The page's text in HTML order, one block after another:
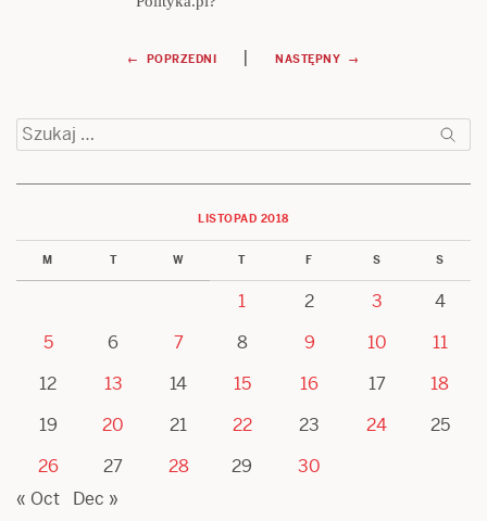
Nawigacja
wpisu
← POPRZEDNI | NASTĘPNY →
Szukaj:
LISTOPAD 2018
M T W T F S S
1 2 3
4
5
6 7 8 9 10
11
12
13 14 15 16 17
18
19
20 21 22 23 24
25
26
27 28 29
30
« Oct
Dec »